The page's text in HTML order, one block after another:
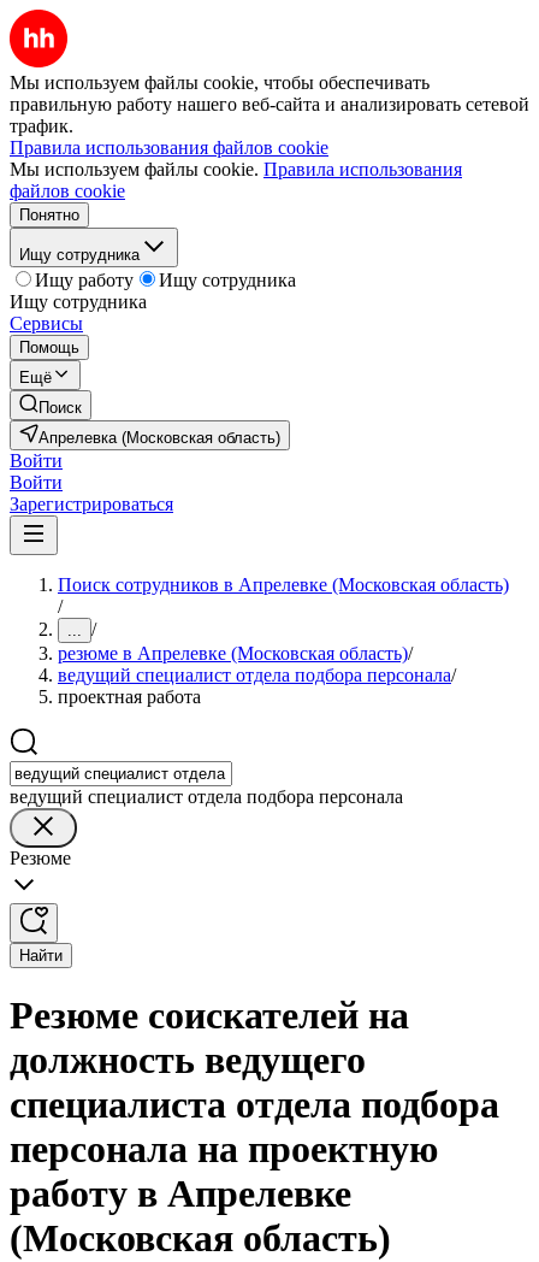
Мы используем файлы cookie, чтобы обеспечивать
правильную работу нашего веб-сайта и анализировать сетевой
трафик.
Правила использования файлов cookie
Мы используем файлы cookie. Правила использования
файлов cookie
Понятно
Ищу сотрудника
Ищу работу
Ищу сотрудника
Ищу сотрудника
Сервисы
Помощь
Ещё
Поиск
Апрелевка (Московская область)
Войти
Войти
Зарегистрироваться
Поиск сотрудников в Апрелевке (Московская область)
/
... /
резюме в Апрелевке (Московская область)/
ведущий специалист отдела подбора персонала/
проектная работа
ведущий специалист отдела подбора персонала
Резюме
Найти
Резюме соискателей на
должность ведущего
специалиста отдела подбора
персонала на проектную
работу в Апрелевке
(Московская область)